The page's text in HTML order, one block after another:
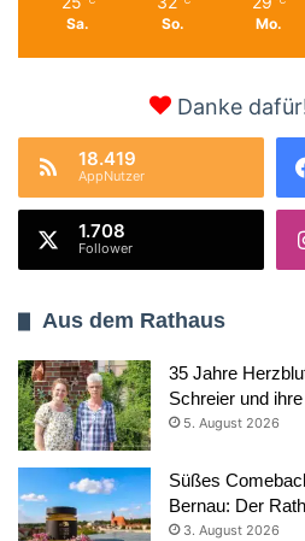
Sa. So. Mo.
Danke
18.419
AppNutzer
1.708
Follower
Aus dem Rathaus
35 Jahre
Schreier und
5. August 2026
Süßes
Bernau: Der
3. August 2026